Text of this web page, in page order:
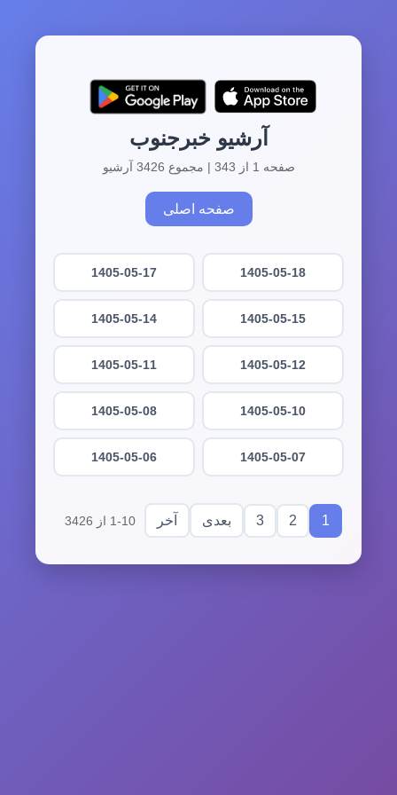
آرشیو خبرجنوب
صفحه 1 از 343 | مجموع 3426 آرشیو
صفحه اصلی
1405-05-18
1405-05-17
1405-05-15
1405-05-14
1405-05-12
1405-05-11
1405-05-10
1405-05-08
1405-05-07
1405-05-06
1
2
3 بعدی آخر 1-10 از 3426